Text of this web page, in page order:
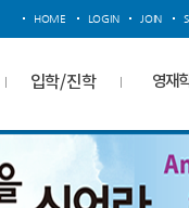
HOME LOGIN JOIN
입학/진학 영재